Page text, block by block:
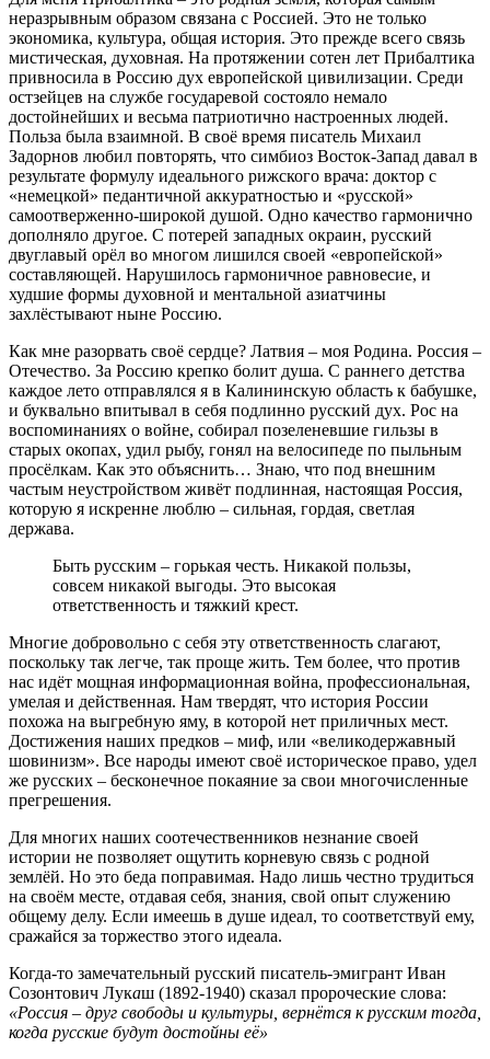
неразрывным образом связана с Россией. Это не только
экономика, культура, общая история. Это прежде всего связь
мистическая, духовная. На протяжении сотен лет Прибалтика
привносила в Россию дух европейской цивилизации. Среди
остзейцев на службе государевой состояло немало
достойнейших и весьма патриотично настроенных людей.
Польза была взаимной. В своё время писатель Михаил
Задорнов любил повторять, что симбиоз Восток-Запад давал в
результате формулу идеального рижского врача: доктор с
«немецкой» педантичной аккуратностью и «русской»
самоотверженно-широкой душой. Одно качество гармонично
дополняло другое. С потерей западных окраин, русский
двуглавый орёл во многом лишился своей «европейской»
составляющей. Нарушилось гармоничное равновесие, и
худшие формы духовной и ментальной азиатчины
захлёстывают ныне Россию.
Как мне разорвать своё сердце? Латвия – моя Родина. Россия –
Отечество. За Россию крепко болит душа. С раннего детства
каждое лето отправлялся я в Калининскую область к бабушке,
и буквально впитывал в себя подлинно русский дух. Рос на
воспоминаниях о войне, собирал позеленевшие гильзы в
старых окопах, удил рыбу, гонял на велосипеде по пыльным
просёлкам. Как это объяснить… Знаю, что под внешним
частым неустройством живёт подлинная, настоящая Россия,
которую я искренне люблю – сильная, гордая, светлая
держава.
Быть русским – горькая честь. Никакой пользы,
совсем никакой выгоды. Это высокая
ответственность и тяжкий крест.
Многие добровольно с себя эту ответственность слагают,
поскольку так легче, так проще жить. Тем более, что против
нас идёт мощная информационная война, профессиональная,
умелая и действенная. Нам твердят, что история России
похожа на выгребную яму, в которой нет приличных мест.
Достижения наших предков – миф, или «великодержавный
шовинизм». Все народы имеют своё историческое право, удел
же русских – бесконечное покаяние за свои многочисленные
прегрешения.
Для многих наших соотечественников незнание своей
истории не позволяет ощутить корневую связь с родной
землёй. Но это беда поправимая. Надо лишь честно трудиться
на своём месте, отдавая себя, знания, свой опыт служению
общему делу. Если имеешь в душе идеал, то соответствуй ему,
сражайся за торжество этого идеала.
Когда-то замечательный русский писатель-эмигрант Иван
Созонтович Лукаш (1892-1940) сказал пророческие слова:
«Россия – друг свободы и культуры, вернётся к русским тогда,
когда русские будут достойны её»